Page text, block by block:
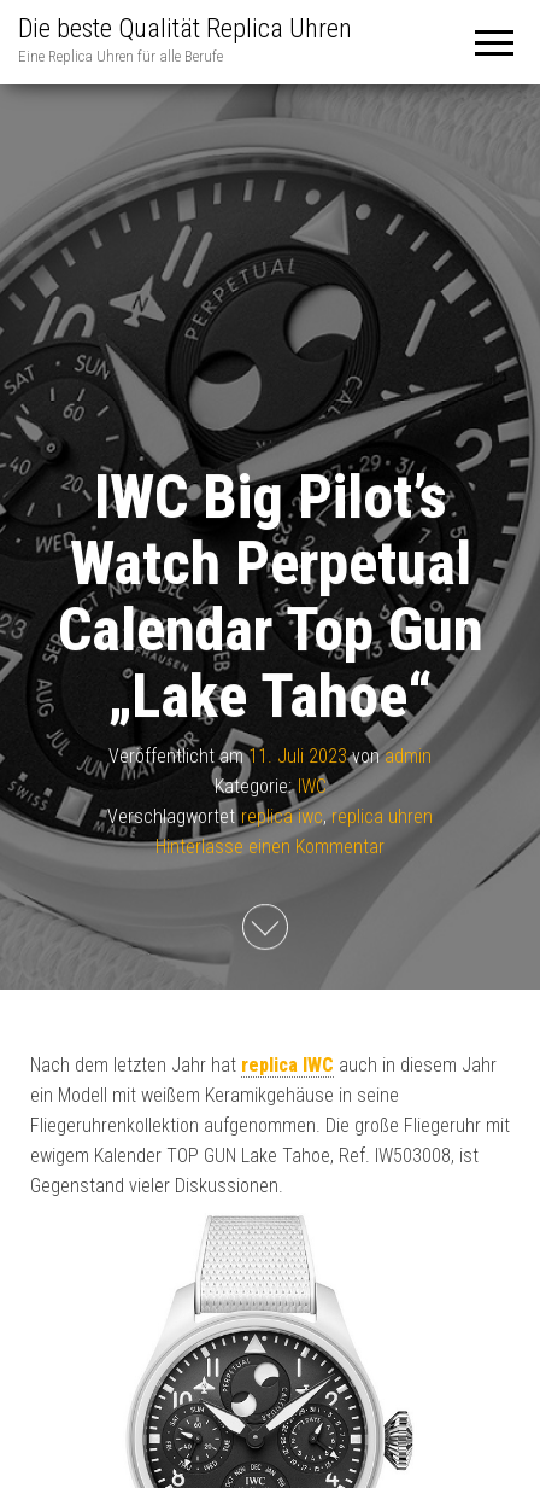
Die beste Qualität Replica Uhren
Eine Replica Uhren für alle Berufe
IWC Big Pilot’s
Watch Perpetual
Calendar Top Gun
„Lake Tahoe“
Veröffentlicht am11. Juli 2023vonadmin
Kategorie: IWC
Verschlagwortet replica iwc,replica uhren
Hinterlasse einen Kommentar
Nach dem letzten Jahr hat replica IWC auch in diesem Jahr
ein Modell mit weißem Keramikgehäuse in seine
Fliegeruhrenkollektion aufgenommen. Die große Fliegeruhr mit
ewigem Kalender TOP GUN Lake Tahoe, Ref. IW503008, ist
Gegenstand vieler Diskussionen.